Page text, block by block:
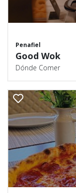
Penafiel
Good Wok
Dónde Comer